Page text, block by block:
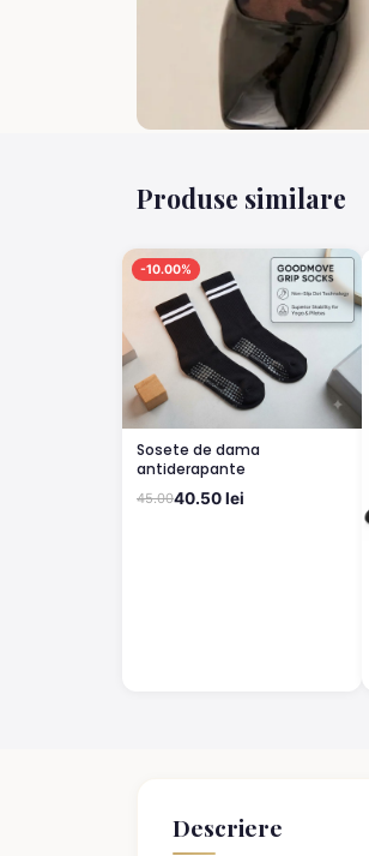
Produse similare
-10.00%
Sosete de dama
antiderapante
45.0040.50 lei
Descriere